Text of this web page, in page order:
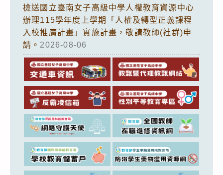
檢送國立臺南女子高級中學人權教育資源中心
辦理115學年度上學期「人權及轉型正義課程
入校推廣計畫」實施計畫，敬請教師(社群)申
請。 2026-08-06